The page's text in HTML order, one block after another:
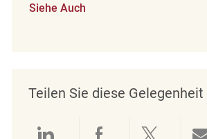
Siehe Auch
Teilen Sie diese Gelegenheit